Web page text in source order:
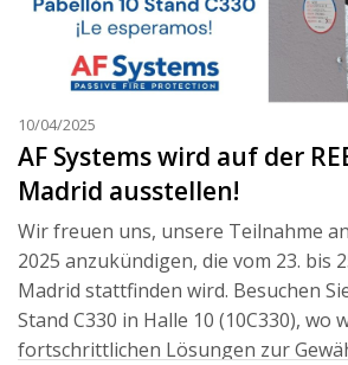
10/04/2025
AF Systems wird auf der
Madrid ausstellen!
Wir freuen uns, unsere Teilnahme
2025 anzukündigen, die vom 23. bis
Madrid stattfinden wird. Besuchen
Stand C330 in Halle 10 (10C330), wo
fortschrittlichen Lösungen zur